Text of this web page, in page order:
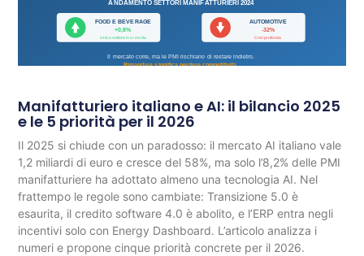
Manifatturiero italiano e AI: il bilancio 2025
e le 5 priorità per il 2026
Il 2025 si chiude con un paradosso: il mercato AI italiano vale
1,2 miliardi di euro e cresce del 58%, ma solo l’8,2% delle PMI
manifatturiere ha adottato almeno una tecnologia AI. Nel
frattempo le regole sono cambiate: Transizione 5.0 è
esaurita, il credito software 4.0 è abolito, e l’ERP entra negli
incentivi solo con Energy Dashboard. L’articolo analizza i
numeri e propone cinque priorità concrete per il 2026.